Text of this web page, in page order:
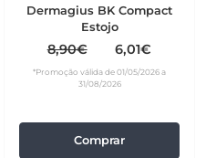
Dermagius BK Compact
Estojo
8,90€ 6,01€
*Promoção válida de 01/05/2026 a
31/08/2026
Comprar